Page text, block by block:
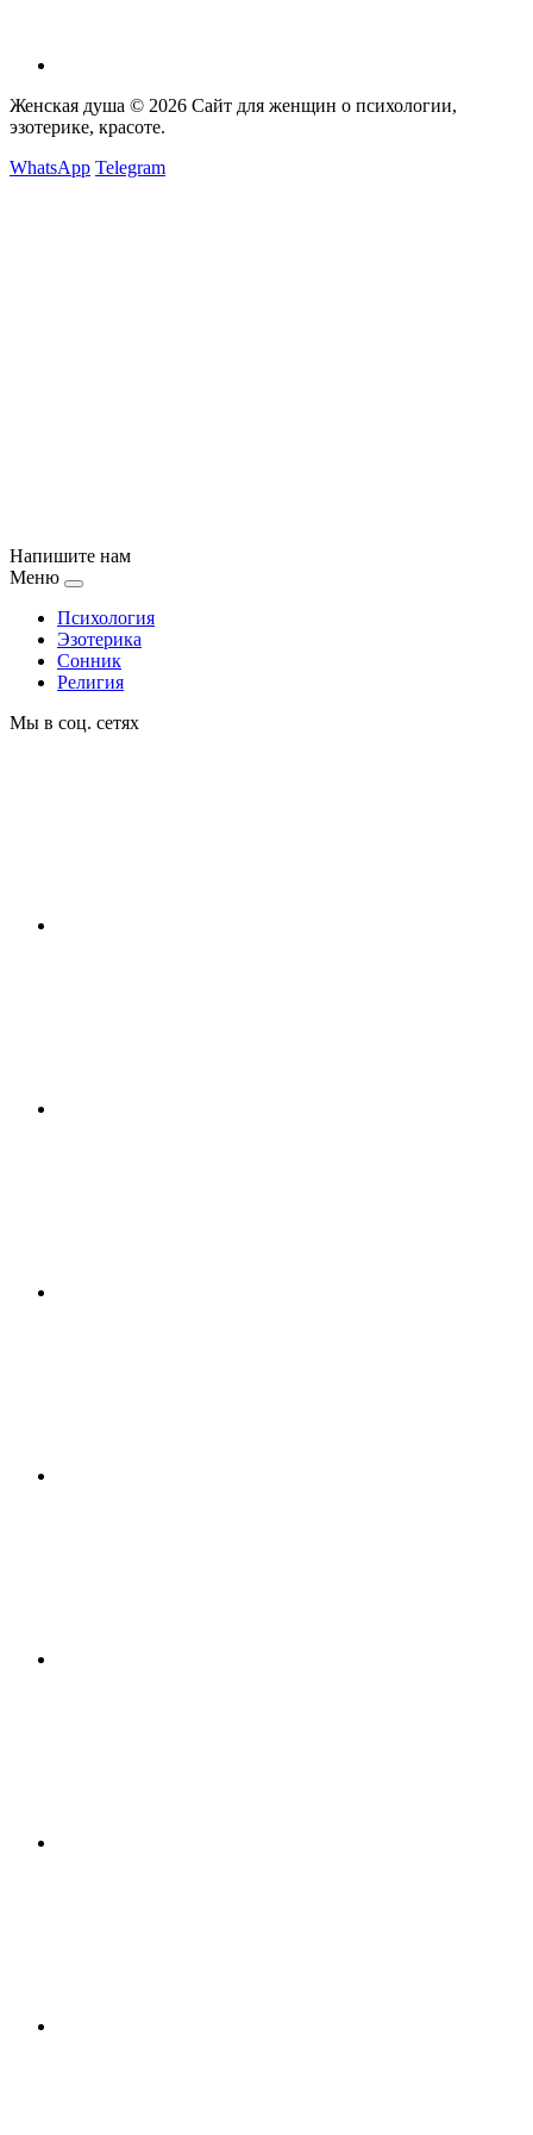
Женская душа © 2026 Сайт для женщин о психологии,
эзотерике, красоте.
WhatsApp Telegram
Напишите нам
Меню
Психология
Эзотерика
Сонник
Религия
Мы в соц. сетях